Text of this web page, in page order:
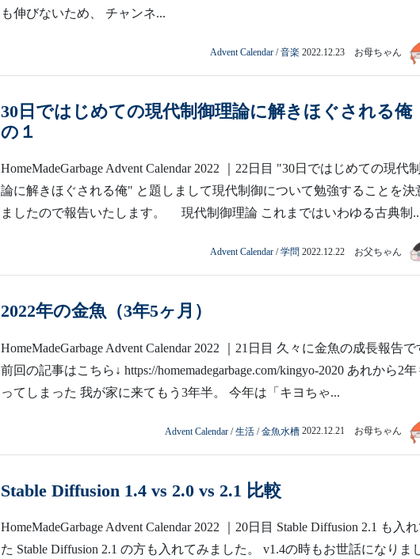
も伸びないため、 チャンネ...
Advent Calendar /音楽 2022.12.23 お母ちゃん
30日ではじめての現代制御理論に解きほぐされる
の１
HomeMadeGarbage Advent Calendar 2022 ｜22日目 "30日ではじめての現代
論に解きほぐされる俺" と題しまして現代制御について勉強することを決
ましたので報告いたします。 現代制御理論 これまではいわゆる古典制
Advent Calendar /学問 2022.12.22 お父ちゃん
2022年の金魚（3年5ヶ月）
HomeMadeGarbage Advent Calendar 2022 ｜21日目 久々に金魚の成長報告で
前回の記事はこちら↓ https://homemadegarbage.com/kingyo-2020 あれから2
ってしまった 我が家に来てもう3年半。 今年は「キヨちゃ...
Advent Calendar /生活 /金魚水槽 2022.12.21 お母ちゃん
Stable Diffusion 1.4 vs 2.0 vs 2.1 比較
HomeMadeGarbage Advent Calendar 2022 ｜20日目 Stable Diffusion 2.1 も入
た Stable Diffusion 2.1 の方も入れてみました。 v1.4の時もお世話になりま